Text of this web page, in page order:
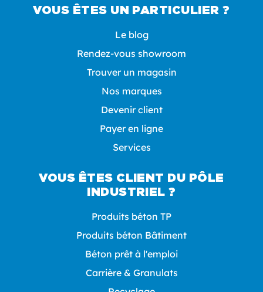
VOUS ÊTES UN PARTICULIER ?
Le blog
Rendez-vous showroom
Trouver un magasin
Nos marques
Devenir client
Payer en ligne
Services
VOUS ÊTES CLIENT DU PÔLE
INDUSTRIEL ?
Produits béton TP
Produits béton Bâtiment
Béton prêt à l'emploi
Carrière & Granulats